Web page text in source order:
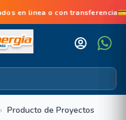
en linea o con
› Producto de Proyectos